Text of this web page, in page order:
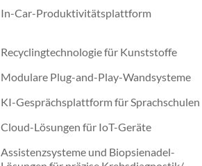
In-Car-Produktivitätsplattform
Recyclingtechnologie für Kunststoffe
Modulare Plug-and-Play-Wandsysteme
KI-Gesprächsplattform für Sprachschulen
Cloud-Lösungen für IoT-Geräte
Assistenzsysteme und Biopsienadel-